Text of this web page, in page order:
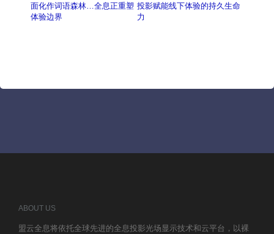
面化作词语森林…全息正重塑
体验边界
投影赋能线下体验的持久生命
力
ABOUT US
盟云全息将依托全球先进的全息投影光场显示技术和云平台，以裸